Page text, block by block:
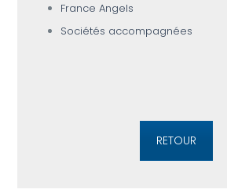
France Angels
Sociétés accompagnées
RETOUR